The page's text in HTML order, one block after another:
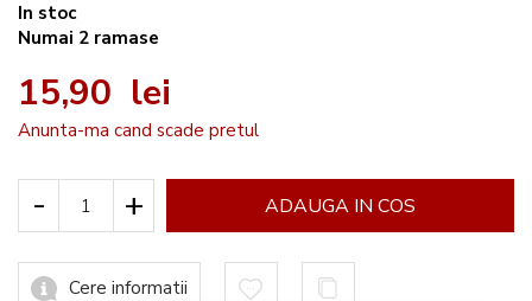
In stoc
Numai 2 ramase
15,90 lei
Anunta-ma cand scade pretul
- + ADAUGA IN COS
Cere informatii